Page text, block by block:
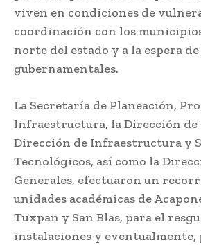
viven en condiciones de
coordinación con los
norte del estado y a la espera
gubernamentales.
La Secretaría de Planeación,
Infraestructura, la Dirección de
Dirección de Infraestructura y
Tecnológicos, así como la
Generales, efectuaron un
unidades académicas de
Tuxpan y San Blas, para el
instalaciones y